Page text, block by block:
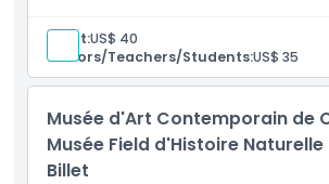
À savoir
Comment s'y rendre
Adult:US$ 40
Seniors/Teachers/Students:US$ 35
Musée d'Art Contemporain de
Musée Field d'Histoire
Billet